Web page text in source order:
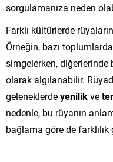
sorgulamanıza neden
Farklı kültürlerde
Örneğin, bazı
simgelerken, diğerlerinde
olarak algılanabilir.
geleneklerdeyenilikve
nedenle, bu rüyanın
bağlama göre de farklılık